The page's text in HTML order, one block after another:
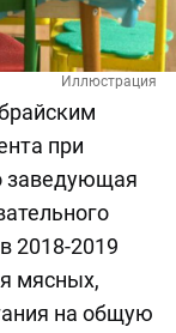
Иллюстрация
при
заведующая
2018-2019
мясных,
на общую